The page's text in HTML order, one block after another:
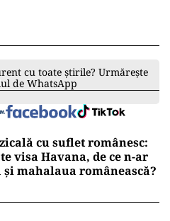
cu toate știrile? Urmărește
de WhatsApp
cu suflet românesc:
visa Havana, de ce n-ar
și mahalaua românească?